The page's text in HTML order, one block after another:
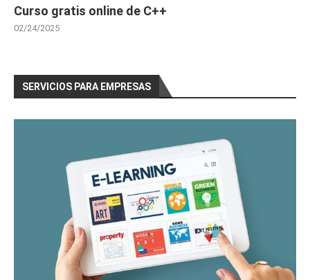
Curso gratis online de C++
02/24/2025
SERVICIOS PARA EMPRESAS